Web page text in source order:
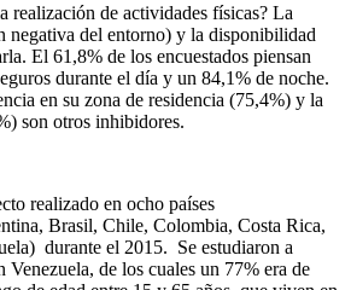
realización de actividades físicas? La
negativa del entorno) y la disponibilidad
El 61,8% de los encuestados piensan
durante el día y un 84,1% de noche.
en su zona de residencia (75,4%) y la
son otros inhibidores.
realizado en ocho países
Brasil, Chile, Colombia, Costa Rica,
durante el 2015. Se estudiaron a
Venezuela, de los cuales un 77% era de